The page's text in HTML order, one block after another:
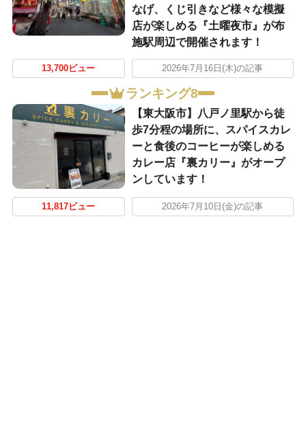
なげ、くじ引きなど様々な模擬
店が楽しめる『土曜夜市』が布
施駅周辺で開催されます！
13,700ビュー 2026年7月16日(木)の記事
ランキング8
【東大阪市】八戸ノ里駅から徒
歩7分程の場所に、スパイスカレ
ーと食後のコーヒーが楽しめる
カレー店『裏カリー』がオープ
ンしています！
11,817ビュー 2026年7月10日(金)の記事